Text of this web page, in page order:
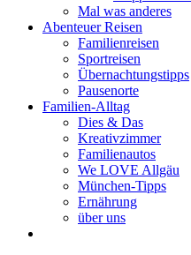
Mal was anderes
Abenteuer Reisen
Familienreisen
Sportreisen
Übernachtungstipps
Pausenorte
Familien-Alltag
Dies & Das
Kreativzimmer
Familienautos
We LOVE Allgäu
München-Tipps
Ernährung
über uns